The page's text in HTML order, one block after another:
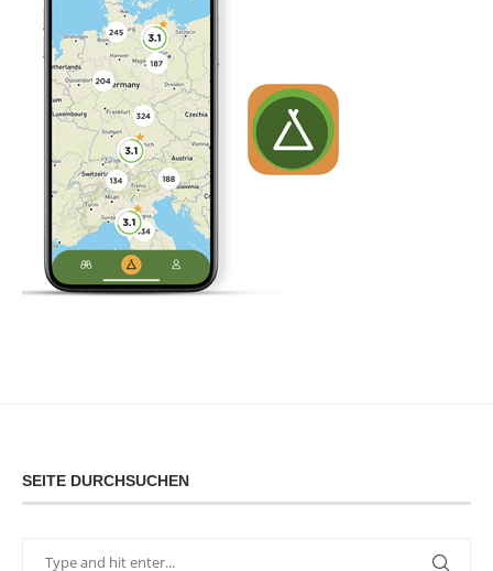
SEITE DURCHSUCHEN